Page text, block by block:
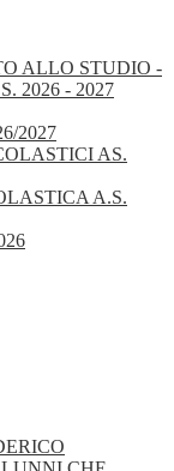
ALLO STUDIO -
2026 - 2027
2027
AS.
A.S.